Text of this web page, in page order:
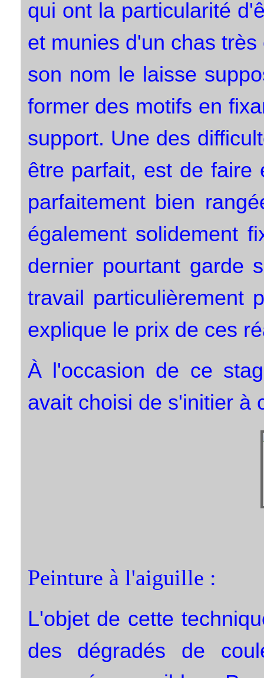
qui ont la particularité
et munies d'un chas
son nom le laisse
former des motifs en
support. Une des
être parfait, est de faire
parfaitement bien
également solidement
dernier pourtant garde
travail particulièrement
explique le prix de ces
À l'occasion de ce
avait choisi de s'initier à
Peinture à l'aiguille :
L'objet de cette
des dégradés de